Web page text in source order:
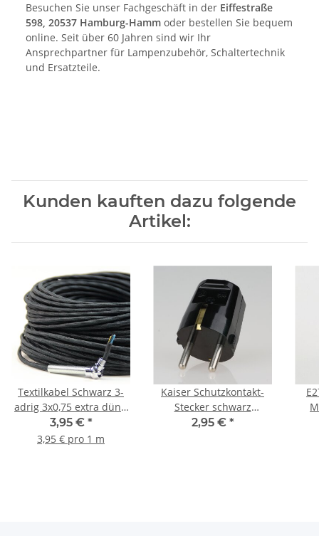
Besuchen Sie unser Fachgeschäft in der Eiffestraße
598, 20537 Hamburg-Hamm oder bestellen Sie bequem
online. Seit über 60 Jahren sind wir Ihr
Ansprechpartner für Lampenzubehör, Schaltertechnik
und Ersatzteile.
Kunden kauften dazu folgende
Artikel:
Textilkabel Schwarz 3-
adrig 3x0,75 extra dünn
für innere Verkabelung
von Ketten-Lampen
3,95 € *
3,95 € pro 1 m
Kaiser Schutzkontakt-
Stecker schwarz
250V/16A Bakelit Optik
2,95 € *